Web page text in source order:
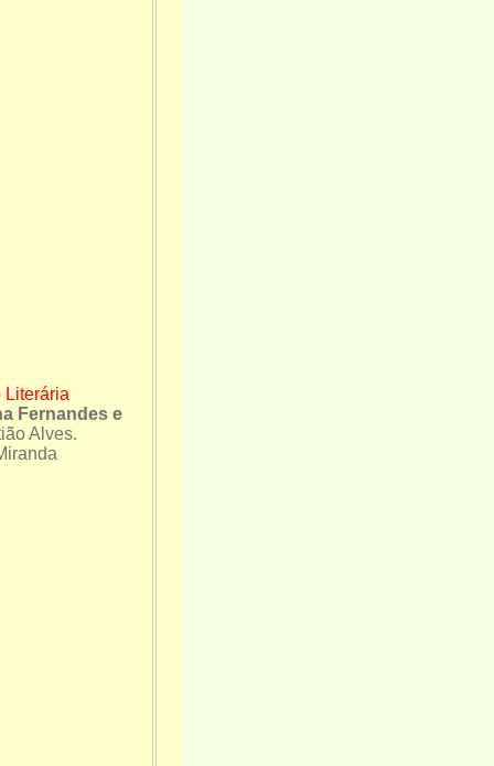
Literária
Fernandes e
Alves.